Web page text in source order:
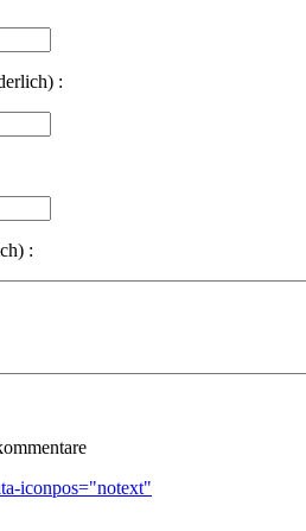
:
:
iconpos="notext"